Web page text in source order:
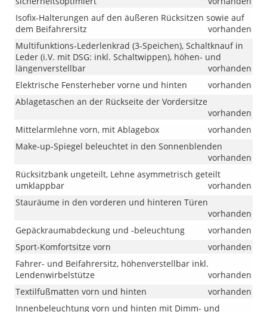
Beim
VW
Taigo
Line
Limited“
wurden
die
geändert.
sofort
umfasst
diese
Ausstattung
18-
Zoll-
„York“
anstelle
bisher
Isofix-Halterungen auf den äußeren Rücksitzen sowie auf
dem Beifahrersitz
vorhanden
Multifunktions-Lederlenkrad (3-Speichen), Schaltknauf in
Leder (i.V. mit DSG: inkl. Schaltwippen), höhen- und
längenverstellbar
vorhanden
Elektrische Fensterheber vorne und hinten
vorhanden
Ablagetaschen an der Rückseite der Vordersitze
vorhanden
Mittelarmlehne vorn, mit Ablagebox
vorhanden
Make-up-Spiegel beleuchtet in den Sonnenblenden
vorhanden
Rücksitzbank ungeteilt, Lehne asymmetrisch geteilt
umklappbar
vorhanden
Stauräume in den vorderen und hinteren Türen
vorhanden
Gepäckraumabdeckung und -beleuchtung
vorhanden
Sport-Komfortsitze vorn
vorhanden
Fahrer- und Beifahrersitz, höhenverstellbar inkl.
Lendenwirbelstütze
vorhanden
Textilfußmatten vorn und hinten
vorhanden
Innenbeleuchtung vorn und hinten mit Dimm- und